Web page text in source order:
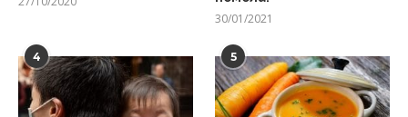
30/01/2021
4 5